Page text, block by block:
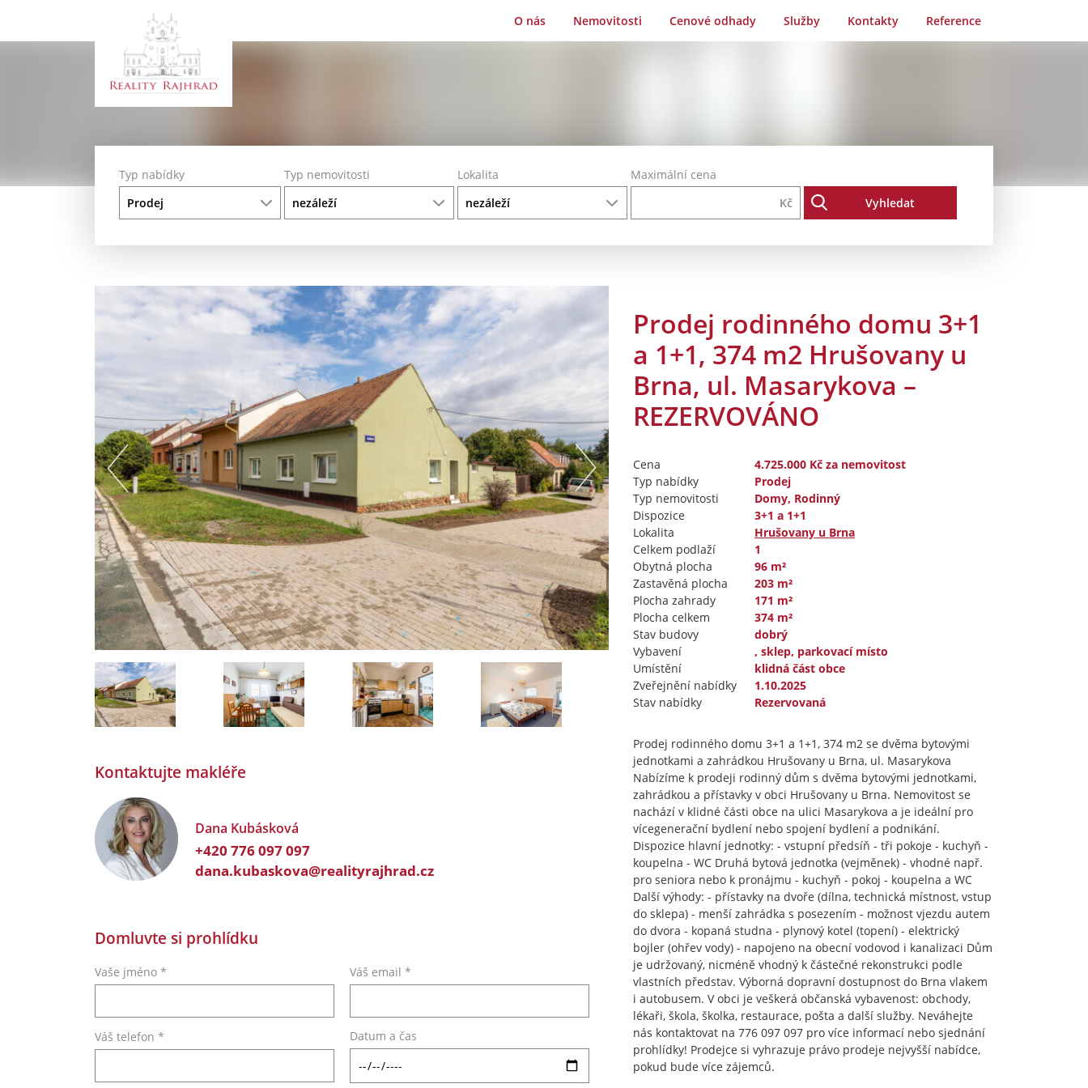
O nás Nemovitosti Cenové odhady Služby Kontakty Reference
Typ nabídky Typ nemovitosti Lokalita
Maximální cena
Kč
Kontaktujte makléře
Dana Kubásková
+420 776 097 097
dana.kubaskova@realityrajhrad.cz
Domluvte si prohlídku
Vaše jméno * Váš email *
Váš telefon * Datum a čas
Prodej rodinného domu 3+1
a 1+1, 374 m2 Hrušovany u
Brna, ul. Masarykova –
REZERVOVÁNO
Cena 4.725.000 Kč za nemovitost
Typ nabídky
Prodej
Typ nemovitosti
Domy, Rodinný
Dispozice
3+1 a 1+1
Lokalita
Hrušovany u Brna
Celkem podlaží
1
Obytná plocha
96 m²
Zastavěná plocha
203 m²
Plocha zahrady
171 m²
Plocha celkem
374 m²
Stav budovy
dobrý
Vybavení
, sklep, parkovací místo
Umístění
klidná část obce
Zveřejnění nabídky
1.10.2025
Stav nabídky
Rezervovaná
Prodej rodinného domu 3+1 a 1+1, 374 m2 se dvěma bytovými
jednotkami a zahrádkou Hrušovany u Brna, ul. Masarykova
Nabízíme k prodeji rodinný dům s dvěma bytovými jednotkami,
zahrádkou a přístavky v obci Hrušovany u Brna. Nemovitost se
nachází v klidné části obce na ulici Masarykova a je ideální pro
vícegenerační bydlení nebo spojení bydlení a podnikání.
Dispozice hlavní jednotky: - vstupní předsíň - tři pokoje - kuchyň -
koupelna - WC Druhá bytová jednotka (vejměnek) - vhodné např.
pro seniora nebo k pronájmu - kuchyň - pokoj - koupelna a WC
Další výhody: - přístavky na dvoře (dílna, technická místnost, vstup
do sklepa) - menší zahrádka s posezením - možnost vjezdu autem
do dvora - kopaná studna - plynový kotel (topení) - elektrický
bojler (ohřev vody) - napojeno na obecní vodovod i kanalizaci Dům
je udržovaný, nicméně vhodný k částečné rekonstrukci podle
vlastních představ. Výborná dopravní dostupnost do Brna vlakem
i autobusem. V obci je veškerá občanská vybavenost: obchody,
lékaři, škola, školka, restaurace, pošta a další služby. Neváhejte
nás kontaktovat na 776 097 097 pro více informací nebo sjednání
prohlídky! Prodejce si vyhrazuje právo prodeje nejvyšší nabídce,
pokud bude více zájemců.